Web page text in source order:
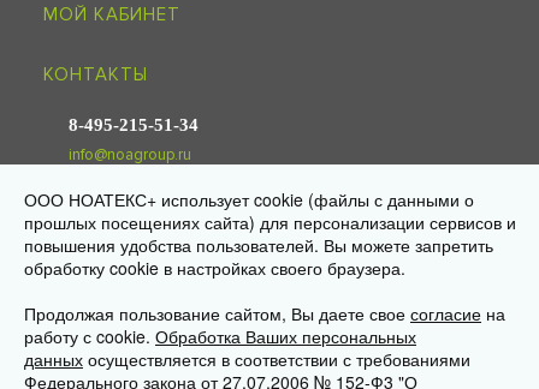
МОЙ КАБИНЕТ
КОНТАКТЫ
8-495-215-51-34
info@noagroup.ru
© 2009—2026 «НОАТЕКС+» —трикотаж оптом от производителя
Юр. адрес: 125581, г. Москва, ул. Ляпидевского, д. 4, кв. 158
Склад/самовывоз: 141595, МО, Солнечногорск, дер. Ложки,
«Есипово», стр. 16А, пом. 3
ООО НОАТЕКС+ использует cookie (файлы с данными о
прошлых посещениях сайта) для персонализации сервисов и
повышения удобства пользователей. Вы можете запретить
обработку cookie в настройках своего браузера.
Продолжая пользование сайтом, Вы даете свое согласие на
работу с cookie. Обработка Ваших персональных
данных осуществляется в соответствии с требованиями
Федерального закона от 27.07.2006 № 152-Ф3 "О